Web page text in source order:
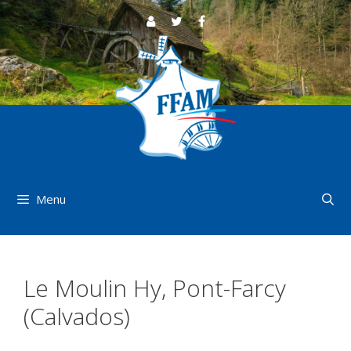
Aller
au
contenu
Menu
Le Moulin Hy, Pont-Farcy
(Calvados)